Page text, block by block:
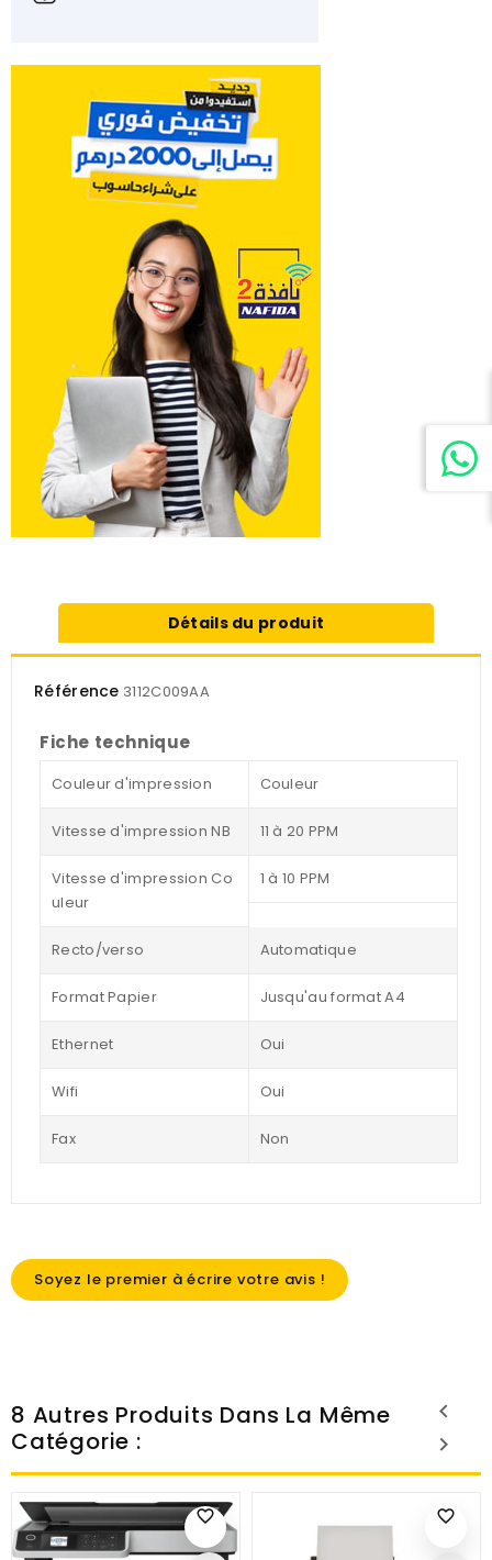
Détails du produit
Référence 3112C009AA
Fiche technique
Couleur d'impression Couleur
Vitesse d'impression NB 11 à 20 PPM
Vitesse d'impression Co
uleur
1 à 10 PPM
Recto/verso Automatique
Format Papier Jusqu'au format A4
Ethernet Oui
Wifi Oui
Fax Non
Soyez le premier à écrire votre avis !
8 Autres Produits Dans La Même
Catégorie :
favorite_border favorite_border